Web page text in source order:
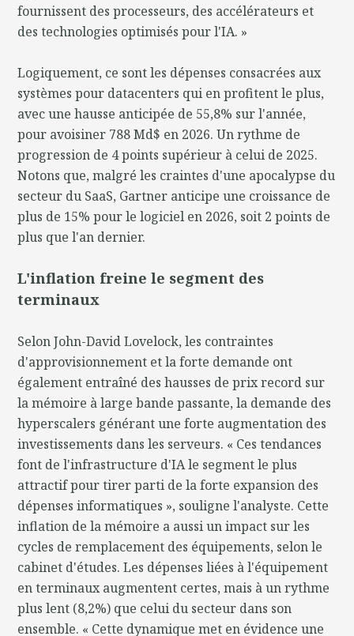
fournissent des processeurs, des accélérateurs et
des technologies optimisés pour l'IA. »
Logiquement, ce sont les dépenses consacrées aux
systèmes pour datacenters qui en profitent le plus,
avec une hausse anticipée de 55,8% sur l'année,
pour avoisiner 788 Md$ en 2026. Un rythme de
progression de 4 points supérieur à celui de 2025.
Notons que, malgré les craintes d'une apocalypse du
secteur du SaaS, Gartner anticipe une croissance de
plus de 15% pour le logiciel en 2026, soit 2 points de
plus que l'an dernier.
L'inflation freine le segment des
terminaux
Selon John-David Lovelock, les contraintes
d'approvisionnement et la forte demande ont
également entraîné des hausses de prix record sur
la mémoire à large bande passante, la demande des
hyperscalers générant une forte augmentation des
investissements dans les serveurs. « Ces tendances
font de l'infrastructure d'IA le segment le plus
attractif pour tirer parti de la forte expansion des
dépenses informatiques », souligne l'analyste. Cette
inflation de la mémoire a aussi un impact sur les
cycles de remplacement des équipements, selon le
cabinet d'études. Les dépenses liées à l'équipement
en terminaux augmentent certes, mais à un rythme
plus lent (8,2%) que celui du secteur dans son
ensemble. « Cette dynamique met en évidence une